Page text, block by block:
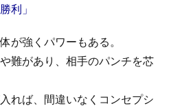
利」
が強くパワーもある。
難があり、相手のパンチを芯
れば、間違いなくコンセプシ